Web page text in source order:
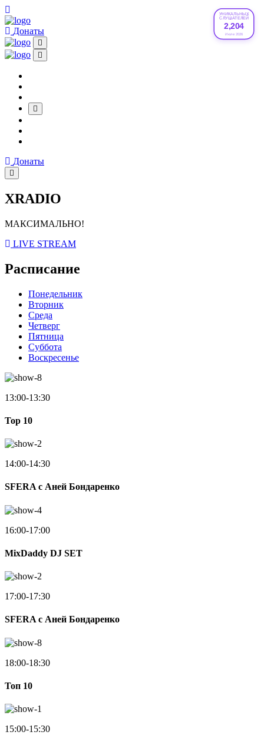
УНИКАЛЬНЫХ
СЛУШАТЕЛЕЙ
2,204
Июле 2026
Донаты
Донаты
XRADIO
МАКСИМАЛЬНО!
LIVE STREAM
Расписание
Понедельник
Вторник
Среда
Четверг
Пятница
Суббота
Воскресенье
13:00-13:30
Top 10
14:00-14:30
SFERA с Аней Бондаренко
16:00-17:00
MixDaddy DJ SET
17:00-17:30
SFERA с Аней Бондаренко
18:00-18:30
Toп 10
15:00-15:30